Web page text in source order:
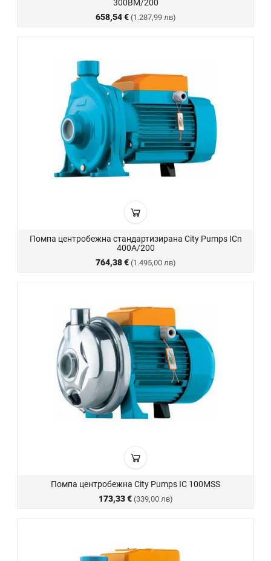
300BM/200
658,54 € (1.287,99 лв)
Помпа центробежна стандартизирана City Pumps ICn
400A/200
764,38 € (1.495,00 лв)
Помпа центробежна City Pumps IC 100MSS
173,33 € (339,00 лв)